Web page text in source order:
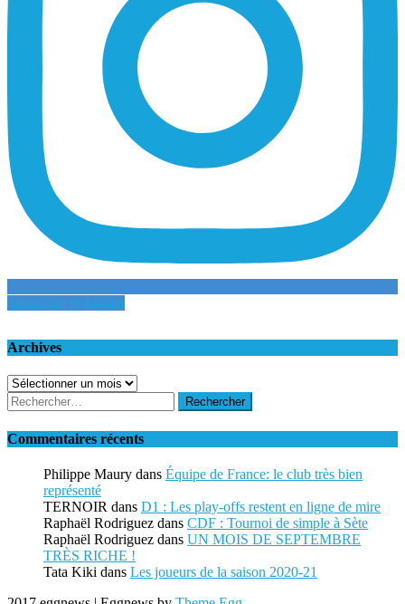
Suivre sur Instagram
Archives
Archives
Rechercher :
Commentaires récents
Philippe Maury dans Équipe de France: le club très bien
représenté
TERNOIR dans D1 : Les play-offs restent en ligne de mire
Raphaël Rodriguez dans CDF : Tournoi de simple à Sète
Raphaël Rodriguez dans UN MOIS DE SEPTEMBRE
TRÈS RICHE !
Tata Kiki dans Les joueurs de la saison 2020-21